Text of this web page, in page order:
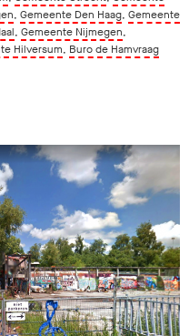
, Gemeente Den Haag, Gemeente
, Gemeente Nijmegen,
Hilversum, Buro de Hamvraag